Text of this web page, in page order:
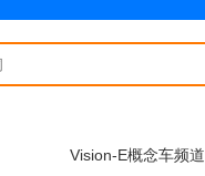
Vision-E概念车频道